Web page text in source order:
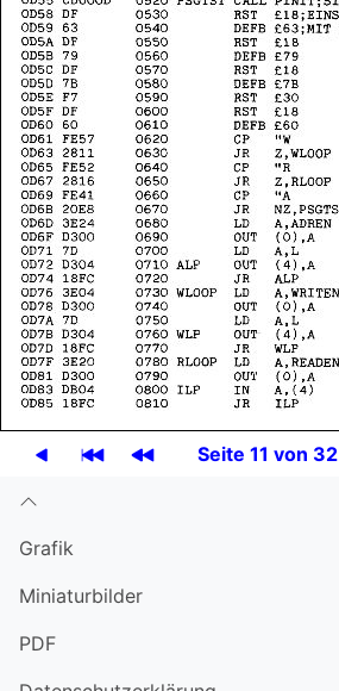
Seite 11 von 32
Grafik
Miniatur­bilder
PDF